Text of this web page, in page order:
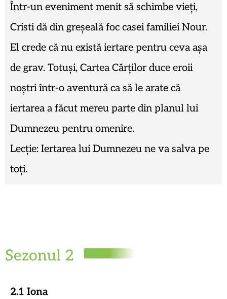
Într-un eveniment menit să schimbe vieți,
Cristi dă din greșeală foc casei familiei Nour.
El crede că nu există iertare pentru ceva așa
de grav. Totuși, Cartea Cărților duce eroii
noștri într-o aventură ca să le arate că
iertarea a făcut mereu parte din planul lui
Dumnezeu pentru omenire.
Lecție: Iertarea lui Dumnezeu ne va salva pe
toți.
Sezonul 2
2.1 Iona